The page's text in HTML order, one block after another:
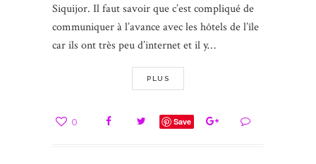
Siquijor. Il faut savoir que c’est compliqué de
communiquer à l’avance avec les hôtels de l’île
car ils ont très peu d’internet et il y…
PLUS
0 Save